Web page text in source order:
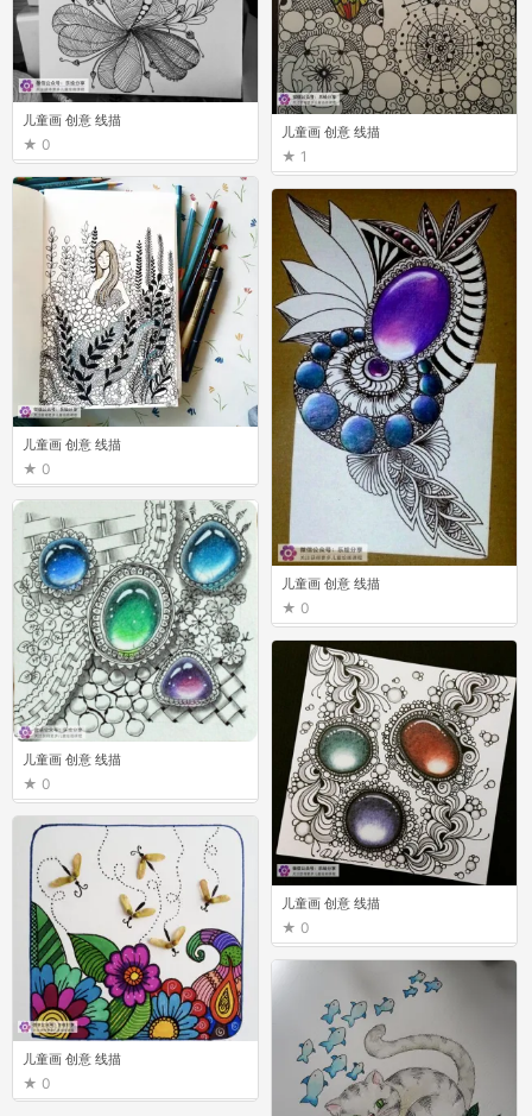
儿童画 创意 线描
1
儿童画 创意 线描
0
儿童画 创意 线描
0
儿童画 创意 线描
0
儿童画 创意 线描
0
儿童画 创意 线描
0
儿童画 创意 线描
0